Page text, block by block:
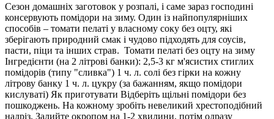
Сезон домашніх заготовок у розпалі, і саме зараз господині
консервують помідори на зиму. Один із найпопулярніших
способів – томати пелаті у власному соку без оцту, які
зберігають природний смак і чудово підходять для соусів,
пасти, піци та інших страв. Томати пелаті без оцту на зиму
Інгредієнти (на 2 літрові банки): 2,5-3 кг м'ясистих стиглих
помідорів (типу "сливка") 1 ч. л. солі без гірки на кожну
літрову банку 1 ч. л. цукру (за бажанням, якщо помідори
кислуваті) Як приготувати Відберіть щільні помідори без
пошкоджень. На кожному зробіть невеликий хрестоподібний
надріз. Залийте окропом на 1-2 хвилини, потім одразу